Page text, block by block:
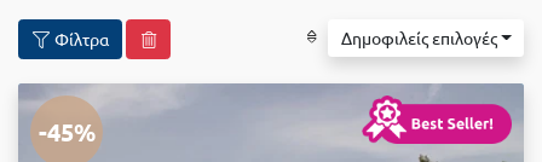
Φίλτρα Δημοφιλείς επιλογές
-45%